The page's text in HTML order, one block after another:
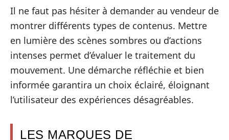
Il ne faut pas hésiter à demander au vendeur de
montrer différents types de contenus. Mettre
en lumière des scènes sombres ou d’actions
intenses permet d’évaluer le traitement du
mouvement. Une démarche réfléchie et bien
informée garantira un choix éclairé, éloignant
l’utilisateur des expériences désagréables.
LES MARQUES DE